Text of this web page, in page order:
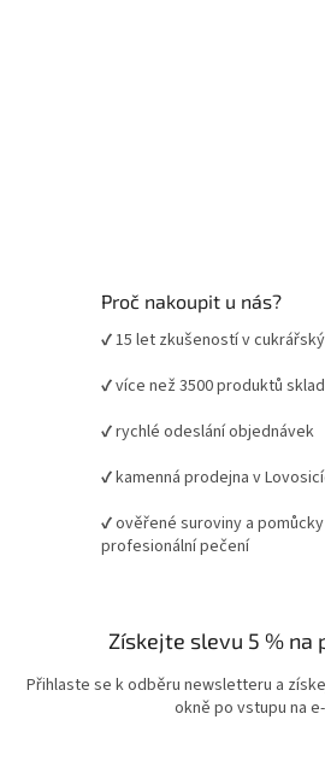
Proč nakoupit u nás?
✔ 15 let zkušeností v
✔ více než 3500 produktů
✔ rychlé odeslání objednávek
✔ kamenná prodejna v
✔ ověřené suroviny a
profesionální pečení
Získejte slevu 5 % na
Přihlaste se k odběru newsletteru a
okně po vstupu na